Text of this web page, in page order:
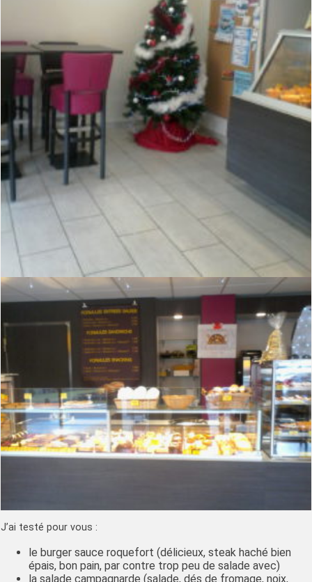
J’ai testé pour vous :
le burger sauce roquefort (délicieux, steak haché bien
épais, bon pain, par contre trop peu de salade avec)
la salade campagnarde (salade, dés de fromage, noix,